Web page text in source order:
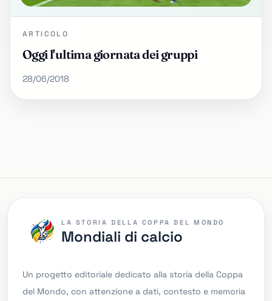
ARTICOLO
Oggi l'ultima giornata dei gruppi
28/06/2018
LA STORIA DELLA COPPA DEL MONDO
Mondiali di calcio
Un progetto editoriale dedicato alla storia della Coppa
del Mondo, con attenzione a dati, contesto e memoria